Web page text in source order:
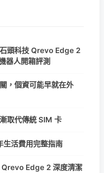
頭科技 Qrevo Edge 2
器人開箱評測
，個資可能早就在外
取代傳統 SIM 卡
活費用完整指南
Qrevo Edge 2 深度清潔